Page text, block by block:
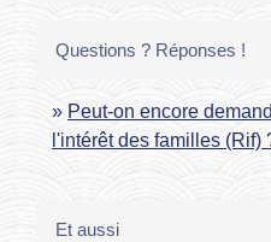
Questions ? Réponses !
Peut-on encore
l'intérêt des familles (Rif)
Et aussi